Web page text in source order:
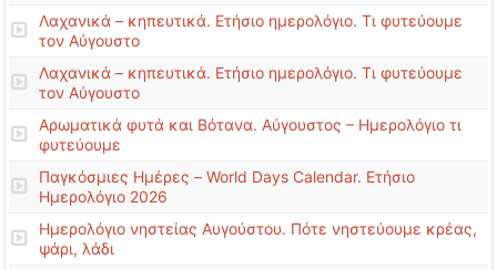
Λαχανικά – κηπευτικά. Ετήσιο ημερολόγιο. Τι φυτεύουμε
τον Αύγουστο
Λαχανικά – κηπευτικά. Ετήσιο ημερολόγιο. Τι φυτεύουμε
τον Αύγουστο
Αρωματικά φυτά και Βότανα. Αύγουστος – Ημερολόγιο τι
φυτεύουμε
Παγκόσμιες Ημέρες – World Days Calendar. Ετήσιο
Ημερολόγιο 2026
Ημερολόγιο νηστείας Αυγούστου. Πότε νηστεύουμε κρέας,
ψάρι, λάδι